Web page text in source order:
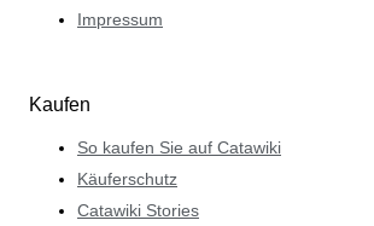
Impressum
Kaufen
So kaufen Sie auf Catawiki
Käuferschutz
Catawiki Stories